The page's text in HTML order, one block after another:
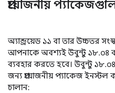
প্রয়োজনীয়
অ্যান্ড্রয়েড ১১ বা তার উচ্চতর
আপনাকে অবশ্যই উবুন্টু ১৮.০৪ বা
ব্যবহার করতে হবে। উবুন্টু ১৮.০৪
জন্য প্রয়োজনীয় প্যাকেজ ইনস্টল
চালান: